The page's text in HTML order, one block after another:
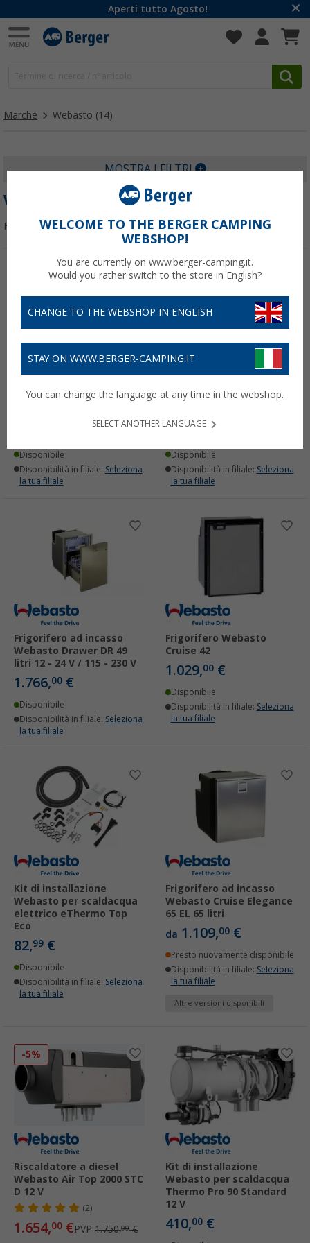
Aperti tutto Agosto!
Marche Webasto (14)
MOSTRA I FILTRI
WEBASTO
Filtrare per:
Riscaldatore ad acqua
Webasto Thermo Top Evo
Disponibile
Disponibilità in filiale: Seleziona
la tua filiale
Frigorifero ad incasso a
cassetta Webasto DR55
00
Disponibile
Disponibilità in filiale: Seleziona
la tua filiale
Frigorifero ad incasso
Webasto Drawer DR 49
litri 12 - 24 V / 115 - 230 V
1.766,00 €
Disponibile
Disponibilità in filiale: Seleziona
la tua filiale
Frigorifero Webasto
Cruise 42
1.029,00 €
Disponibile
Disponibilità in filiale: Seleziona
la tua filiale
Kit di installazione
Webasto per scaldacqua
elettrico eThermo Top
Eco
82,99 €
Disponibile
Disponibilità in filiale: Seleziona
la tua filiale
Frigorifero ad incasso
Webasto Cruise Elegance
65 EL 65 litri
da 1.109,00 €
Presto nuovamente disponibile
Disponibilità in filiale: Seleziona
la tua filiale
Altre versioni disponibili
-5%
Riscaldatore a diesel
Webasto Air Top 2000 STC
D 12 V
(2)
1.654,00 €PVP 1.750,00€
Kit di installazione
Webasto per scaldacqua
Thermo Pro 90 Standard
12 V
410,00 €
WELCOME TO THE BERGER CAMPING
WEBSHOP!
You are currently on www.berger-camping.it.
Would you rather switch to the store in English?
CHANGE TO THE WEBSHOP IN ENGLISH
STAY ON WWW.BERGER-CAMPING.IT
You can change the language at any time in the webshop.
SELECT ANOTHER LANGUAGE